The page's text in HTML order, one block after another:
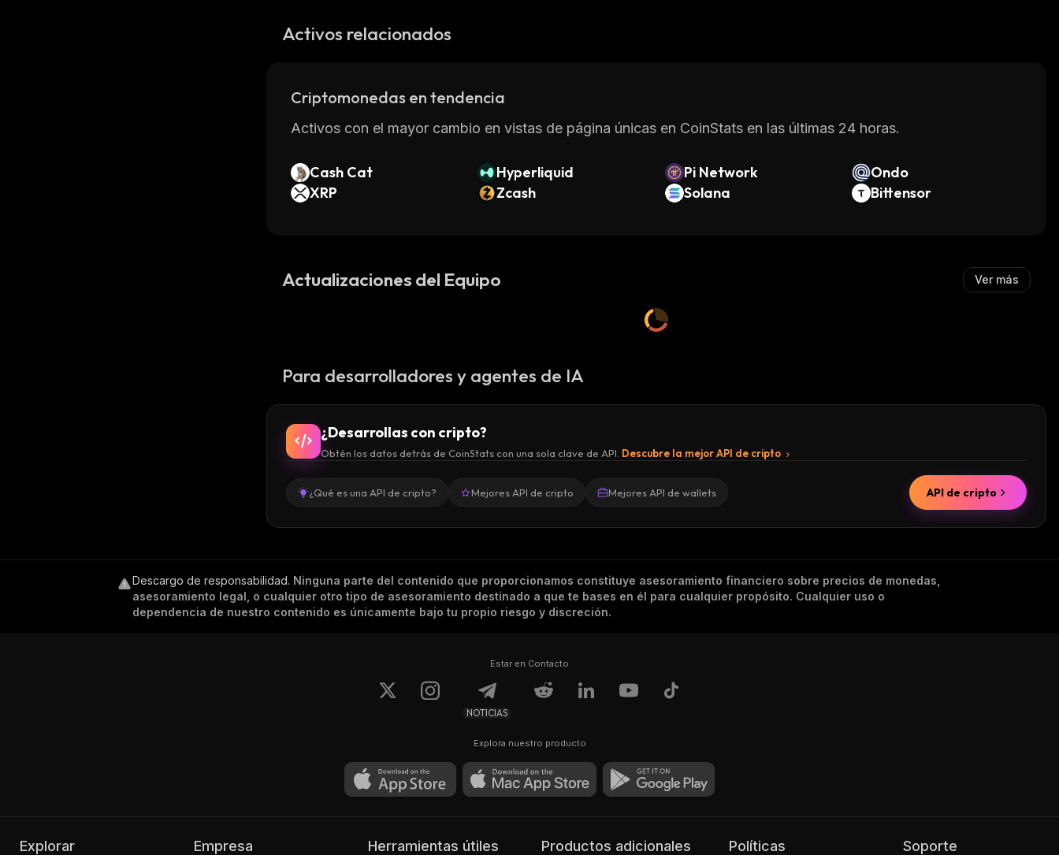
Activos relacionados
Criptomonedas en tendencia
Activos con el mayor cambio en vistas de página únicas en CoinStats en las últimas 24 horas.
Cash Cat Hyperliquid Pi Network
Ondo
XRP
Zcash Solana Bittensor
Actualizaciones del Equipo Ver más
Para desarrolladores y agentes de IA
¿Desarrollas con cripto?
Obtén los datos detrás de CoinStats con una sola clave de API. Descubre la mejor API de cripto
¿Qué es una API de cripto? Mejores API de cripto Mejores API de wallets API de cripto
Descargo de responsabilidad. Ninguna parte del contenido que proporcionamos constituye asesoramiento financiero sobre precios de monedas,
asesoramiento legal, o cualquier otro tipo de asesoramiento destinado a que te bases en él para cualquier propósito. Cualquier uso o
dependencia de nuestro contenido es únicamente bajo tu propio riesgo y discreción.
Estar en Contacto
NOTICIAS
Explora nuestro producto
Explorar Empresa Herramientas útiles Productos adicionales Políticas Soporte